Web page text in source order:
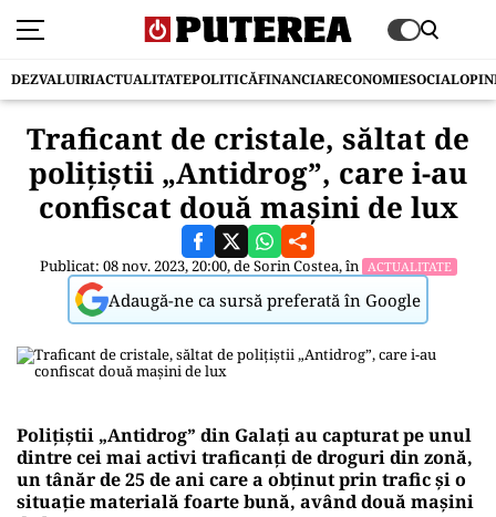
DEZVALUIRIACTUALITATEPOLITICĂFINANCIARECONOMIESOCIAL
Traficant de cristale, săltat de
polițiștii „Antidrog”, care i-au
confiscat două mașini de lux
Publicat: 08 nov. 2023, 20:00, deSorin Costea, în ACTUALITATE
Adaugă-ne ca sursă preferată în Google
Polițiștii „Antidrog” din Galați au capturat pe unul
dintre cei mai activi traficanți de droguri din zonă,
un tânăr de 25 de ani care a obținut prin trafic și o
situație materială foarte bună, având două mașini